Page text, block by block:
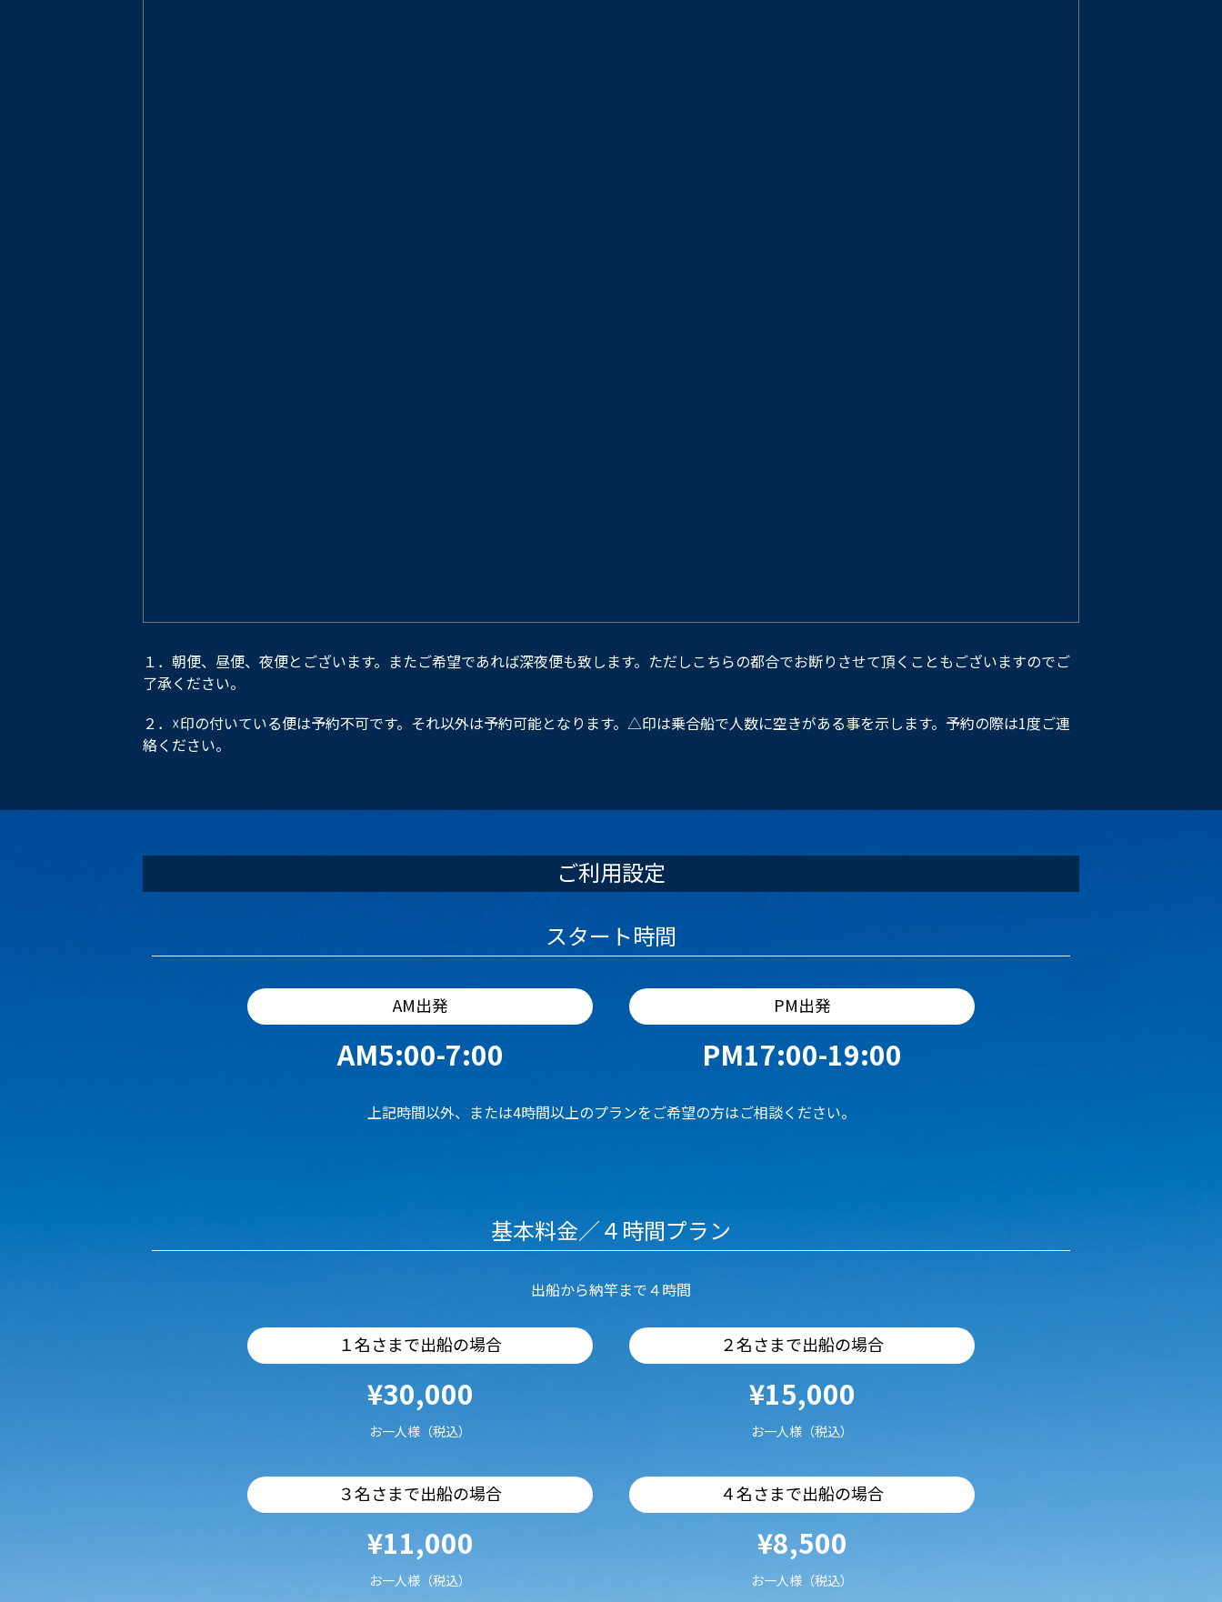
１．朝便、昼便、夜便とございます。またご希望であれば深夜便も致します。ただしこちらの都合でお断りさせて頂くこともございますのでご
了承ください。
２．☓印の付いている便は予約不可です。それ以外は予約可能となります。△印は乗合船で人数に空きがある事を示します。予約の際は1度ご連
絡ください。
ご利用設定
スタート時間
AM出発
AM5:00-7:00
PM出発
PM17:00-19:00
上記時間以外、または4時間以上のプランをご希望の方はご相談ください。
基本料金／４時間プラン
出船から納竿まで４時間
１名さまで出船の場合
¥30,000
お一人様（税込）
２名さまで出船の場合
¥15,000
お一人様（税込）
３名さまで出船の場合
¥11,000
お一人様（税込）
４名さまで出船の場合
¥8,500
お一人様（税込）